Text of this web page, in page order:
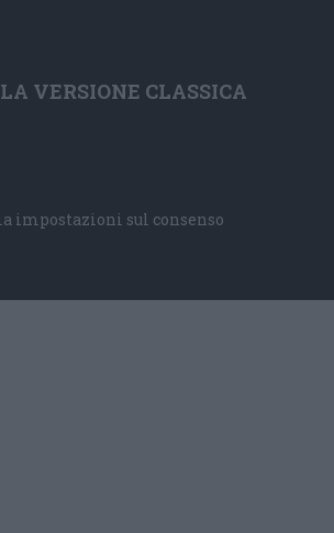
VERSIONE CLASSICA
impostazioni sul consenso